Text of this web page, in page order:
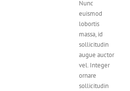
Nunc
euismod
lobortis
massa, id
sollicitudin
augue auctor
vel. Integer
ornare
sollicitudin